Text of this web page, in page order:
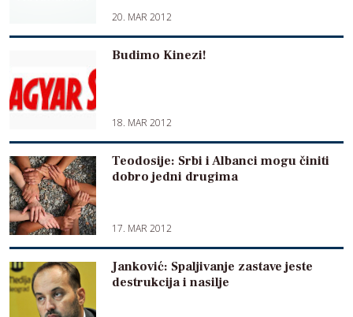
20. MAR 2012
Budimo Kinezi!
18. MAR 2012
Teodosije: Srbi i Albanci mogu činiti
dobro jedni drugima
17. MAR 2012
Janković: Spaljivanje zastave jeste
destrukcija i nasilje